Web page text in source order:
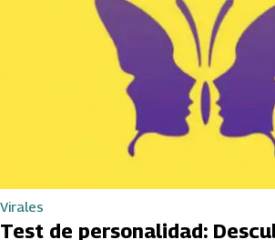
Virales
Test de personalidad: